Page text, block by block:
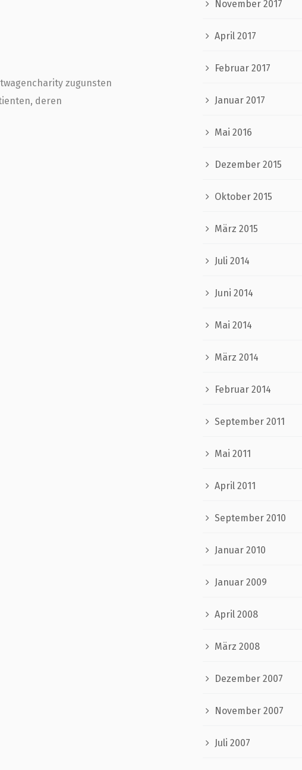
zugunsten
deren
November 2017
April 2017
Februar 2017
Januar 2017
Mai 2016
Dezember 2015
Oktober 2015
März 2015
Juli 2014
Juni 2014
Mai 2014
März 2014
Februar 2014
September 2011
Mai 2011
April 2011
September 2010
Januar 2010
Januar 2009
April 2008
März 2008
Dezember 2007
November 2007
Juli 2007